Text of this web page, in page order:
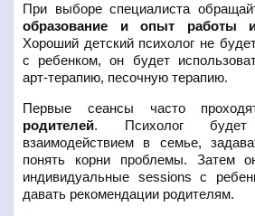
При выборе специалиста
образование и опыт работы
Хороший детский психолог не
с ребенком, он будет
арт-терапию, песочную терапию.
Первые сеансы часто
родителей. Психолог
взаимодействием в семье,
понять корни проблемы. Затем
индивидуальные sessions с
давать рекомендации родителям.